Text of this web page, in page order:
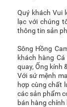
Quý khách Vui
lạc với chúng
thông tin sản
Sông Hồng
khách hàng
quay, Ống kính
Với sứ mệnh
hợp cùng chất
các sản phẩm
bán hàng